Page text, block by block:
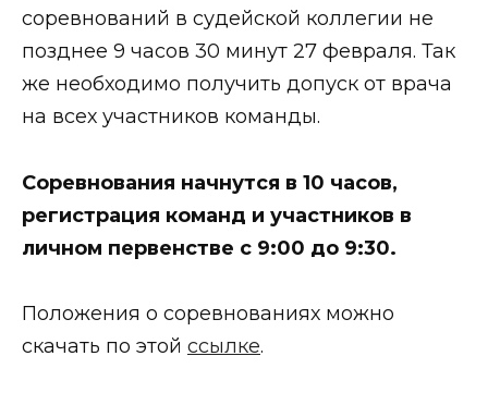
соревнований в судейской коллегии не
позднее 9 часов 30 минут 27 февраля. Так
же необходимо получить допуск от врача
на всех участников команды.
Соревнования начнутся в 10 часов,
регистрация команд и участников в
личном первенстве с 9:00 до 9:30.
Положения о соревнованиях можно
скачать по этой ссылке.